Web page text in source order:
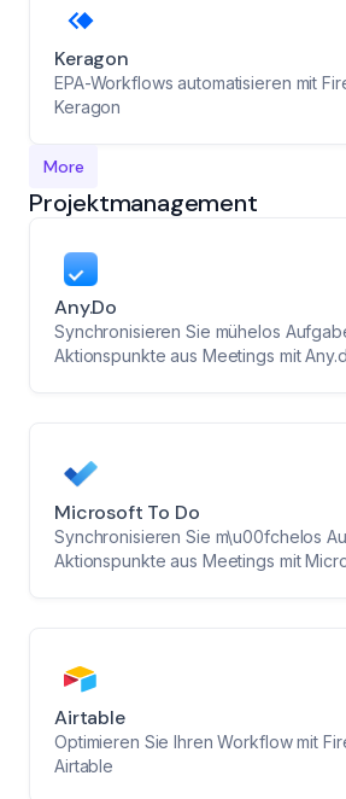
Keragon
EPA-Workflows automatisieren mit
Keragon
More
Projektmanagement
Any.do
Synchronisieren Sie mühelos
Aktionspunkte aus Meetings mit
Microsoft To Do
Synchronisieren Sie m\u00fchelos
Aktionspunkte aus Meetings mit
Airtable
Optimieren Sie Ihren Workflow mit
Airtable